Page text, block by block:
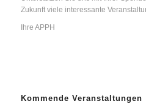
Zukunft viele interessante
Ihre APPH
Kommende Veranstaltungen